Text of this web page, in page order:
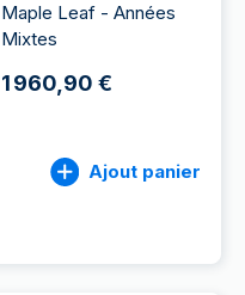
Maple Leaf - Années
Mixtes
1 960,90 €
Ajout panier